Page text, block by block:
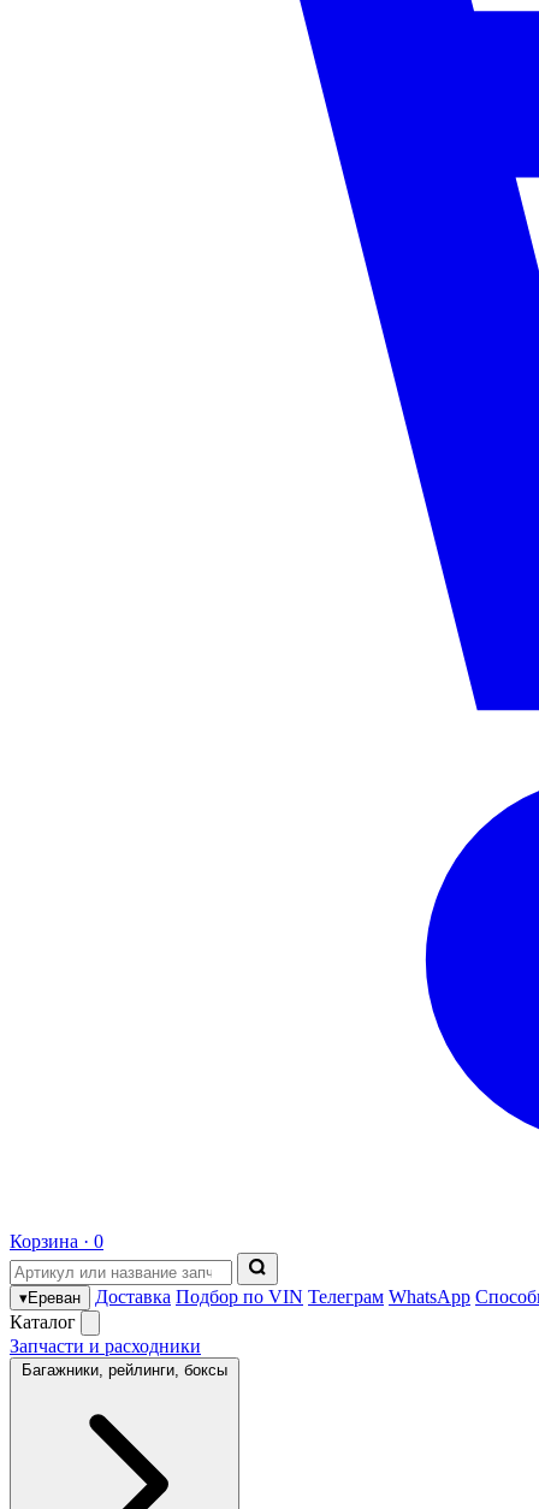
Корзина · 0
▾Ереван Доставка Подбор по VIN Телеграм WhatsApp
Каталог
Запчасти и расходники
Багажники, рейлинги, боксы